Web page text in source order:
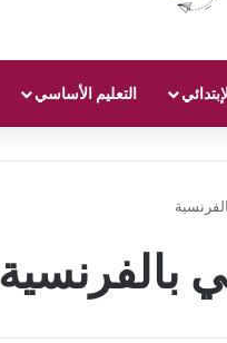
التعليم الأساسي
بالفرنسية